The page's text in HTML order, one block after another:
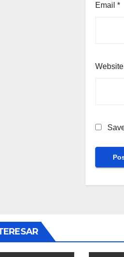
Email *
Website